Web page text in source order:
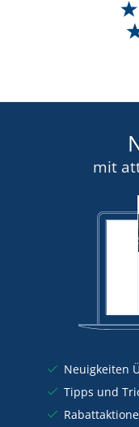
mit
Neuigkeiten
Tipps und